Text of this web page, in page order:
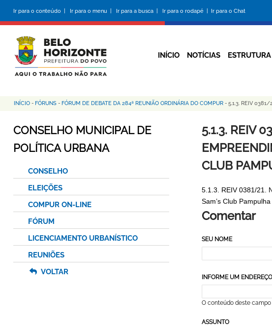
conteúdo
principal
Ir para o conteúdo | Ir para o menu | Ir para a busca | Ir para o rodapé | Ir para o Chat
INÍCIO NOTÍCIAS
Trilha
de
navegação
INÍCIO - FÓRUNS - FÓRUM DE DEBATE DA 284ª REUNIÃO ORDINÁRIA DO COMPUR - 5.1.3. REIV 0381/
5.1.3. REIV
CLUB
5.1.3. REIV 0381/21.
Sam’s Club Pampulha
Comentar
SEU NOME
INFORME UM
O conteúdo deste
ASSUNTO
CONSELHO MUNICIPAL DE
POLÍTICA URBANA
CONSELHO
ELEIÇÕES
COMPUR ON-LINE
FÓRUM
LICENCIAMENTO URBANÍSTICO
REUNIÕES
VOLTAR